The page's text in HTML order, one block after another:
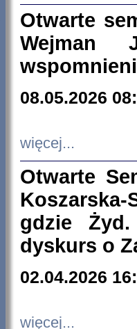
Otwarte
Wejman
08.05.2026
więcej...
Otwarte
Koszarska-
gdzie
dyskurs o
02.04.2026
więcej...